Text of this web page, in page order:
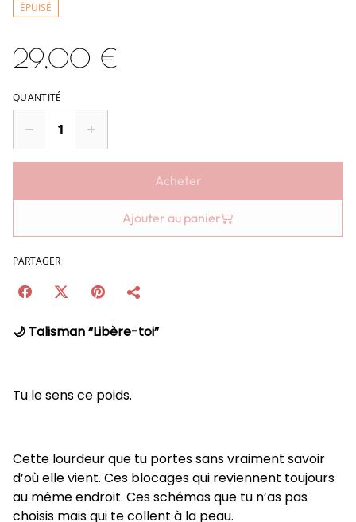
ÉPUISÉ
29,00 €
QUANTITÉ
Acheter
Ajouter au panier
PARTAGER
🌙 Talisman “Libère-toi”
Tu le sens ce poids.
Cette lourdeur que tu portes sans vraiment savoir
d’où elle vient. Ces blocages qui reviennent toujours
au même endroit. Ces schémas que tu n’as pas
choisis mais qui te collent à la peau.